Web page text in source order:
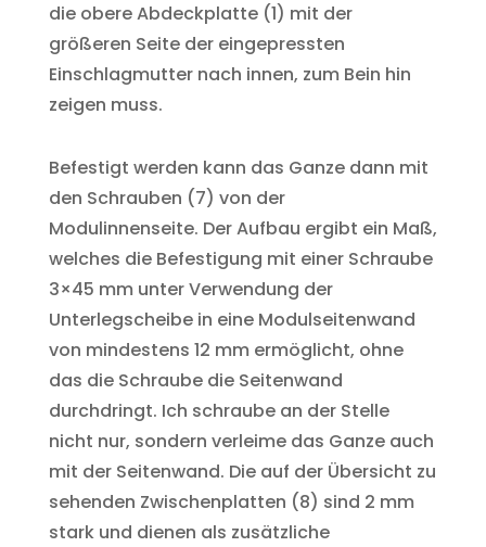
die obere Abdeckplatte (1) mit der
größeren Seite der eingepressten
Einschlagmutter nach innen, zum Bein hin
zeigen muss.
Befestigt werden kann das Ganze dann mit
den Schrauben (7) von der
Modulinnenseite. Der Aufbau ergibt ein Maß,
welches die Befestigung mit einer Schraube
3×45 mm unter Verwendung der
Unterlegscheibe in eine Modulseitenwand
von mindestens 12 mm ermöglicht, ohne
das die Schraube die Seitenwand
durchdringt. Ich schraube an der Stelle
nicht nur, sondern verleime das Ganze auch
mit der Seitenwand. Die auf der Übersicht zu
sehenden Zwischenplatten (8) sind 2 mm
stark und dienen als zusätzliche